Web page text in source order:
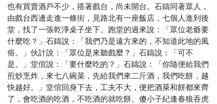
也有買賣酒戶不少，搭著戲台，尚未開台。石鑄同著眾人，
由戲台西邊走進一條街，見路北有一座飯店，七個人進到後
堂，找了一張乾淨桌子坐下。跑堂的過來說：「眾位老爺要
什麼吃？」石鑄說：「我們乃是遠方來的，不知道此地的風
俗。」伙計說：「眾位是來聽戲麼？」石鑄說：「可不
是。」堂倌說：「要什麼吃的？」石鑄說：「你隨便給我們
煎炒烹炸，來七八碗菜，先給我們來二斤酒，我們吃餅，越
快越好。」堂倌回身下去，工夫不大，便把酒萊和餅都來齊
了，會吃酒的吃酒，不吃酒的就吃餅。傻小子紀逢春狼吞虎